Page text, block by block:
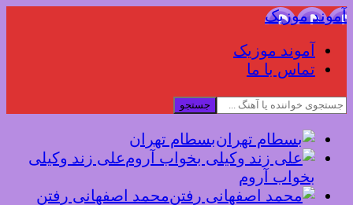
آموند موزیک
آموند موزیک
تماس با ما
جستجو
بسطام تهران
علی زند وکیلی
بخواب آروم
محمد اصفهانی رفتن